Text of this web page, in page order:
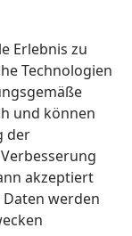
Erlebnis zu
Technologien
und können
der
akzeptiert
werden
versteckt
die
of Pennsylvania